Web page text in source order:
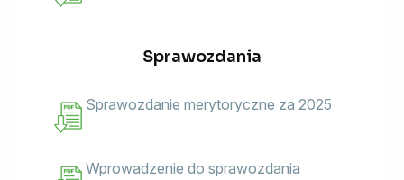
Sprawozdania
Sprawozdanie merytoryczne za 2025
Wprowadzenie do sprawozdania